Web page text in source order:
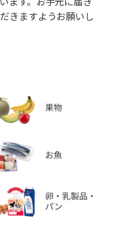
きますようお願いし